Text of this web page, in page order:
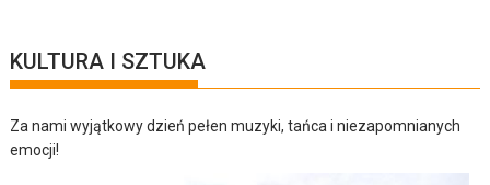
KULTURA I SZTUKA
Za nami wyjątkowy dzień pełen muzyki, tańca i niezapomnianych
emocji!